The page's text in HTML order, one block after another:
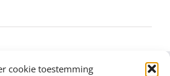
cookie toestemming